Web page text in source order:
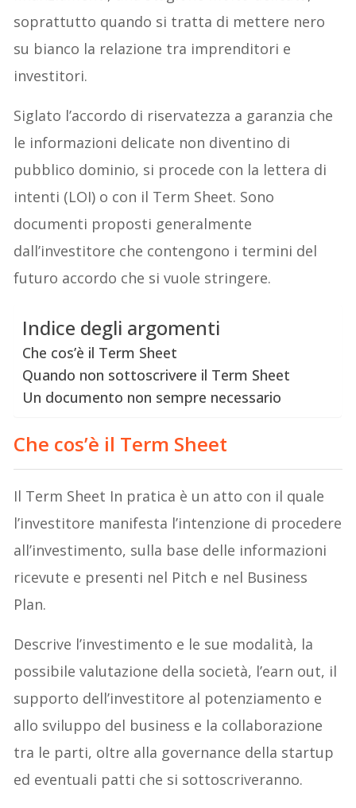
soprattutto quando si tratta di mettere nero
su bianco la relazione tra imprenditori e
investitori.
Siglato l’accordo di riservatezza a garanzia che
le informazioni delicate non diventino di
pubblico dominio, si procede con la lettera di
intenti (LOI) o con il Term Sheet. Sono
documenti proposti generalmente
dall’investitore che contengono i termini del
futuro accordo che si vuole stringere.
Indice degli argomenti
Che cos’è il Term Sheet
Quando non sottoscrivere il Term Sheet
Un documento non sempre necessario
Che cos’è il Term Sheet
Il Term Sheet In pratica è un atto con il quale
l’investitore manifesta l’intenzione di procedere
all’investimento, sulla base delle informazioni
ricevute e presenti nel Pitch e nel Business
Plan.
Descrive l’investimento e le sue modalità, la
possibile valutazione della società, l’earn out, il
supporto dell’investitore al potenziamento e
allo sviluppo del business e la collaborazione
tra le parti, oltre alla governance della startup
ed eventuali patti che si sottoscriveranno.